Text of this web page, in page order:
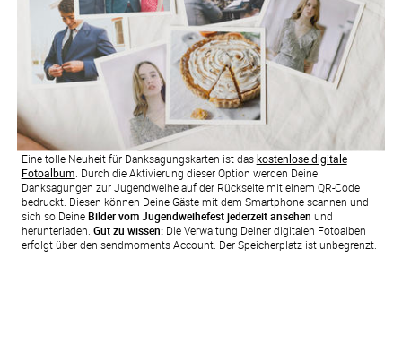
Eine tolle Neuheit für Danksagungskarten ist daskostenlose digitale
Fotoalbum . Durch die Aktivierung dieser Option werden Deine
Danksagungen zur Jugendweihe auf der Rückseite mit einem QR-Code
bedruckt. Diesen können Deine Gäste mit dem Smartphone scannen und
sich so DeineBilder vom Jugendweihefest jederzeit ansehen und
herunterladen. Gut zu wissen:Die Verwaltung Deiner digitalen Fotoalben
erfolgt über den sendmoments Account. Der Speicherplatz ist unbegrenzt.